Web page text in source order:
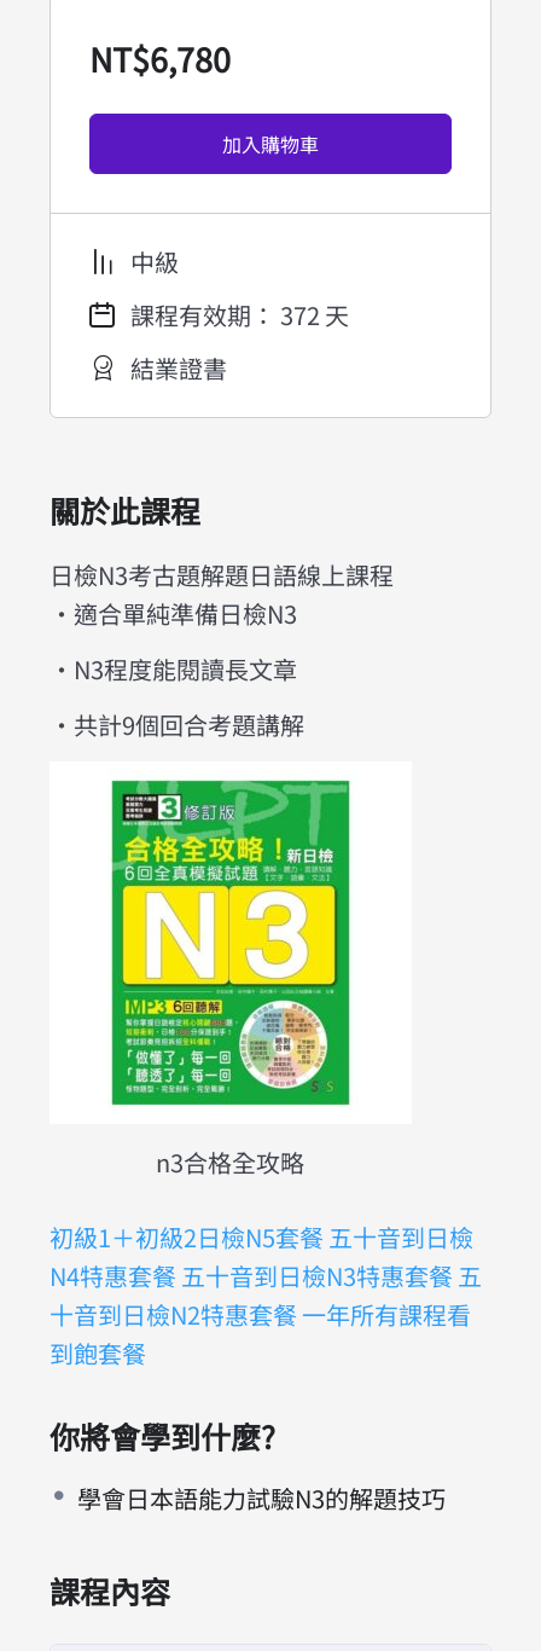
NT$6,780
加入購物車
中級
課程有效期： 372 天
結業證書
關於此課程
日檢N3考古題解題日語線上課程
・適合單純準備日檢N3
・N3程度能閱讀長文章
・共計9個回合考題講解
n3合格全攻略
初級1＋初級2日檢N5套餐 五十音到日檢
N4特惠套餐 五十音到日檢N3特惠套餐 五
十音到日檢N2特惠套餐 一年所有課程看
到飽套餐
你將會學到什麼?
學會日本語能力試驗N3的解題技巧
課程內容